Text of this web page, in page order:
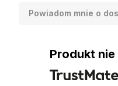
Powiadom mnie o
Produkt